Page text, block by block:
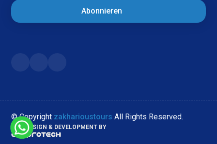
Abonnieren
© Copyright zakharioustours All Rights Reserved.
WEB DESIGN & DEVELOPMENT BY